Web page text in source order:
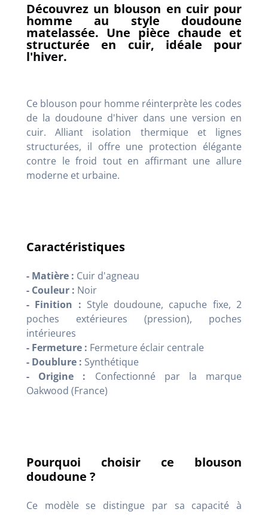
Découvrez un blouson en cuir pour
homme au style doudoune
matelassée. Une pièce chaude et
structurée en cuir, idéale pour
l'hiver.
Ce blouson pour homme réinterprète les codes
de la doudoune d'hiver dans une version en
cuir. Alliant isolation thermique et lignes
structurées, il offre une protection élégante
contre le froid tout en affirmant une allure
moderne et urbaine.
Caractéristiques
- Matière : Cuir d'agneau
- Couleur : Noir
- Finition : Style doudoune, capuche fixe, 2
poches extérieures (pression), poches
intérieures
- Fermeture : Fermeture éclair centrale
- Doublure : Synthétique
- Origine : Confectionné par la marque
Oakwood (France)
Pourquoi choisir ce blouson
doudoune ?
Ce modèle se distingue par sa capacité à